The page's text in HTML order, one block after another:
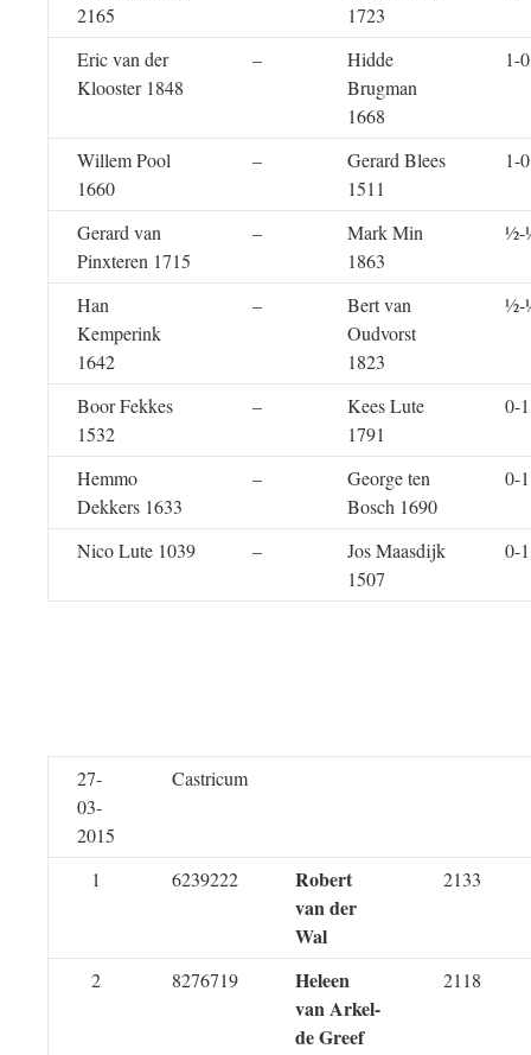
2165
1723
Eric van der
Klooster 1848
–
Hidde
Brugman
1668
1-0
Willem Pool
1660
–
Gerard Blees
1511
1-0
Gerard van
Pinxteren 1715
–
Mark Min
1863
½-
Han
Kemperink
1642
–
Bert van
Oudvorst
1823
½-
Boor Fekkes
1532
–
Kees Lute
1791
0-1
Hemmo
Dekkers 1633
–
George ten
Bosch 1690
0-1
Nico Lute 1039 –
Jos Maasdijk
1507
0-1
27-
03-
2015
Castricum
1 6239222
Robert
van der
Wal
2133
2 8276719
Heleen
van Arkel-
de Greef
2118